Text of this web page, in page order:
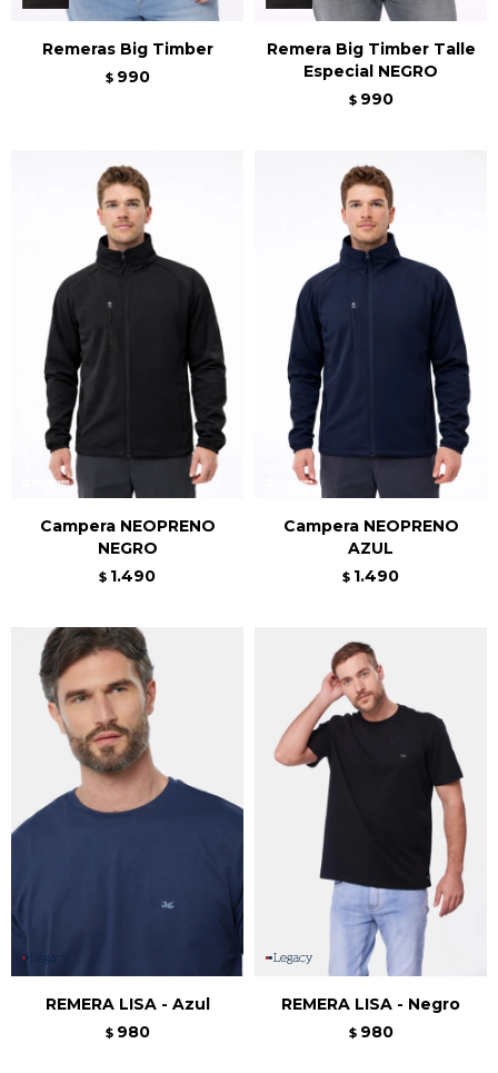
Remeras Big Timber
$ 990
Remera Big Timber Talle
Especial NEGRO
$ 990
Campera NEOPRENO
NEGRO
$ 1.490
Campera NEOPRENO
AZUL
$ 1.490
REMERA LISA - Azul
$ 980
REMERA LISA - Negro
$ 980